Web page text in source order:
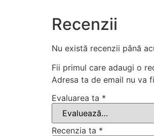
Recenzii
Nu există recenzii până
Fii primul care adaugi o
Adresa ta de email nu va
Evaluarea ta *
Recenzia ta *